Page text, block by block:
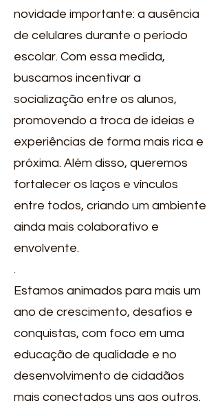
novidade importante: a ausência
de celulares durante o período
escolar. Com essa medida,
buscamos incentivar a
socialização entre os alunos,
promovendo a troca de ideias e
experiências de forma mais rica e
próxima. Além disso, queremos
fortalecer os laços e vínculos
entre todos, criando um ambiente
ainda mais colaborativo e
envolvente.
.
Estamos animados para mais um
ano de crescimento, desafios e
conquistas, com foco em uma
educação de qualidade e no
desenvolvimento de cidadãos
mais conectados uns aos outros.